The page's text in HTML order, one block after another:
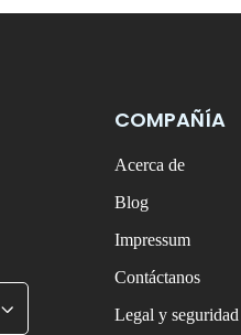
COMPAÑÍA
Acerca de
Blog
Impressum
Contáctanos
Legal y seguridad